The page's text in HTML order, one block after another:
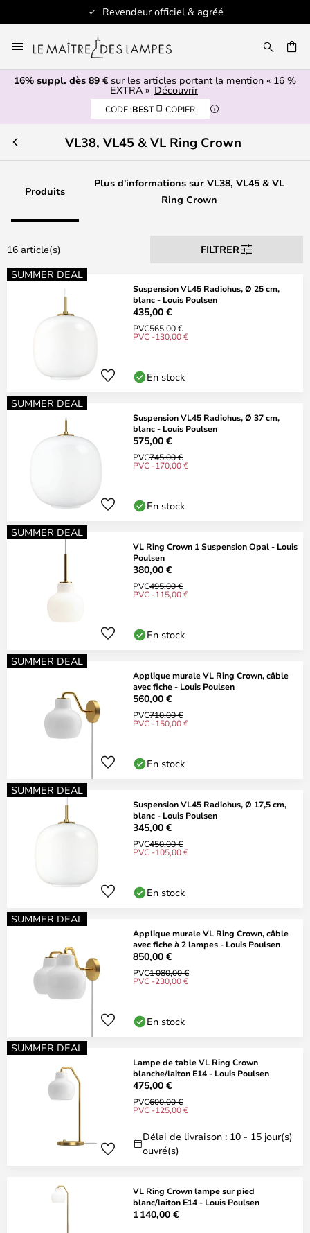
Revendeur officiel & agréé
au
contenu
16% suppl. dès 89 € sur les articles portant la mention « 16 %
EXTRA » Découvrir
CODE :BEST COPIER
VL38, VL45 & VL Ring Crown
Produits
Plus d'informations sur VL38, VL45 & VL
Ring Crown
16 article(s)
FILTRER
SUMMER DEAL
Suspension VL45 Radiohus, Ø 25 cm,
blanc - Louis Poulsen
435,00 €
PVC565,00 €
PVC -130,00 €
En stock
SUMMER DEAL
Suspension VL45 Radiohus, Ø 37 cm,
blanc - Louis Poulsen
575,00 €
PVC745,00 €
PVC -170,00 €
En stock
SUMMER DEAL
VL Ring Crown 1 Suspension Opal - Louis
Poulsen
380,00 €
PVC495,00 €
PVC -115,00 €
En stock
SUMMER DEAL
Applique murale VL Ring Crown, câble
avec fiche - Louis Poulsen
560,00 €
PVC710,00 €
PVC -150,00 €
En stock
SUMMER DEAL
Suspension VL45 Radiohus, Ø 17,5 cm,
blanc - Louis Poulsen
345,00 €
PVC450,00 €
PVC -105,00 €
En stock
SUMMER DEAL
Applique murale VL Ring Crown, câble
avec fiche à 2 lampes - Louis Poulsen
850,00 €
PVC1 080,00 €
PVC -230,00 €
En stock
SUMMER DEAL
Lampe de table VL Ring Crown
blanche/laiton E14 - Louis Poulsen
475,00 €
PVC600,00 €
PVC -125,00 €
Délai de livraison : 10 - 15 jour(s)
ouvré(s)
VL Ring Crown lampe sur pied
blanc/laiton E14 - Louis Poulsen
1 140,00 €